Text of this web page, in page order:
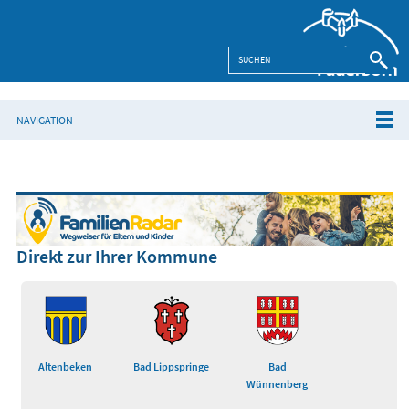
NAVIGATION
Direkt zur Ihrer Kommune
Altenbeken Bad Lippspringe
Bad
Wünnenberg